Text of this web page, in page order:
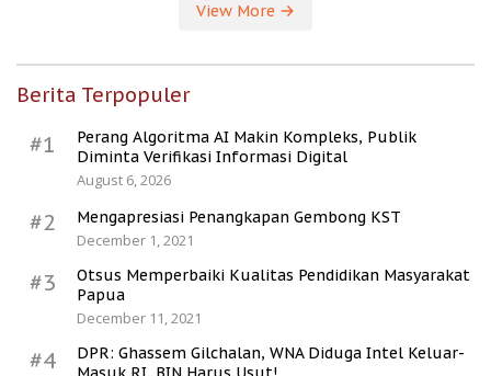
View More
Berita Terpopuler
#1
Perang Algoritma AI Makin Kompleks, Publik
Diminta Verifikasi Informasi Digital
August 6, 2026
#2
Mengapresiasi Penangkapan Gembong KST
December 1, 2021
#3
Otsus Memperbaiki Kualitas Pendidikan Masyarakat
Papua
December 11, 2021
#4
DPR: Ghassem Gilchalan, WNA Diduga Intel Keluar-